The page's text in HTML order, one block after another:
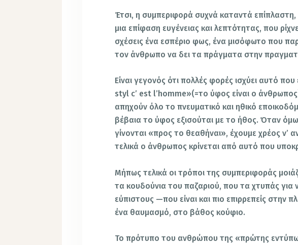
Έτσι, η συμπεριφορά συχνά καταντά
μια επίφαση ευγένειας και λεπτότητας, που
σχέσεις ένα εσπέριο φως, ένα μισόφωτο που
τον άνθρωπο να δει τα πράγματα στην
Είναι γεγονός ότι πολλές φορές ισχύει αυτό
styl c’ est l’homme»(=το ύφος είναι ο
απηχούν όλο το πνευματικό και ηθικό
βέβαια το ύφος εξισούται με το ήθος. Όταν
γίνονται «προς το θεαθήναι», έχουμε χρέος ν’
τελικά ο άνθρωπος κρίνεται από αυτό που
Μήπως τελικά οι τρόποι της συμπεριφοράς
τα κουδούνια του παζαριού, που τα χτυπάς για
εύπιστους —που είναι και πιο επιρρεπείς στην
ένα θαυμασμό, στο βάθος κούφιο.
Το πρότυπο του ανθρώπου της «πρώτης